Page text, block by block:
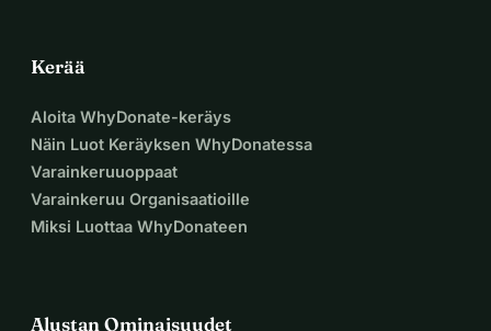
Kerää
Aloita WhyDonate-keräys
Näin Luot Keräyksen WhyDonatessa
Varainkeruuoppaat
Varainkeruu Organisaatioille
Miksi Luottaa WhyDonateen
Alustan Ominaisuudet